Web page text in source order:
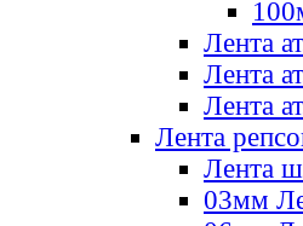
Лента
Лента
Лента
Лента
Лента
03мм